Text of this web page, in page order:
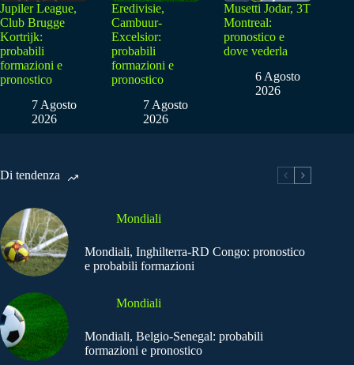
Jupiler League,
Club Brugge
Kortrijk:
probabili
formazioni e
pronostico
7 Agosto
2026
Eredivisie,
Cambuur-
Excelsior:
probabili
formazioni e
pronostico
7 Agosto
2026
Musetti Jodar, 3T
Montreal:
pronostico e
dove vederla
6 Agosto
2026
Di tendenza
Mondiali
Mondiali, Inghilterra-RD Congo: pronostico
e probabili formazioni
Mondiali
Mondiali, Belgio-Senegal: probabili
formazioni e pronostico